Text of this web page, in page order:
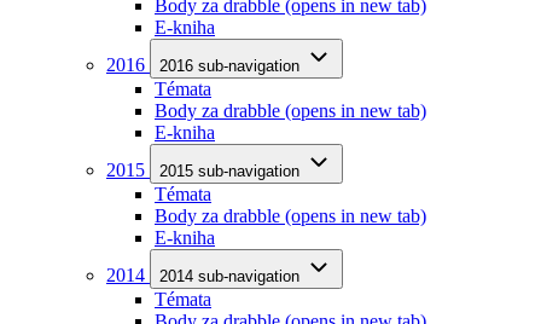
Body za drabble (opens in new tab)
E-kniha
2016
2016 sub-navigation
Témata
Body za drabble (opens in new tab)
E-kniha
2015
2015 sub-navigation
Témata
Body za drabble (opens in new tab)
E-kniha
2014
2014 sub-navigation
Témata